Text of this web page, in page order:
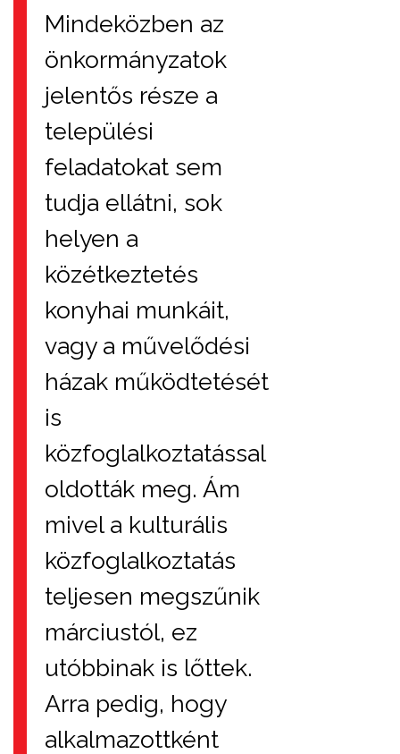
Mindeközben az
önkormányzatok
jelentős része a
települési
feladatokat sem
tudja ellátni, sok
helyen a
közétkeztetés
konyhai munkáit,
vagy a művelődési
házak működtetését
is
közfoglalkoztatással
oldották meg. Ám
mivel a kulturális
közfoglalkoztatás
teljesen megszűnik
márciustól, ez
utóbbinak is lőttek.
Arra pedig, hogy
alkalmazottként